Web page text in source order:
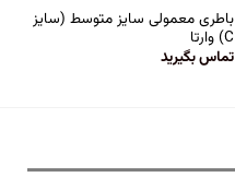
باطری معمولی سایز متوسط (سایز
C) وارتا
تماس بگیرید